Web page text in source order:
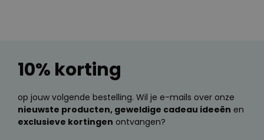
10% korting
op jouw volgende bestelling. Wil je e-mails over onze
nieuwste producten, geweldige cadeau ideeën en
exclusieve kortingen ontvangen?